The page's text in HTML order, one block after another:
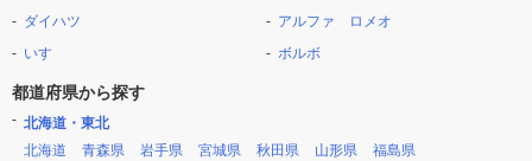
ダイハツ
いすゞ
アルファ ロメオ
ボルボ
都道府県から探す
北海道・東北
北海道
青森県 岩手県 宮城県 秋田県 山形県 福島県